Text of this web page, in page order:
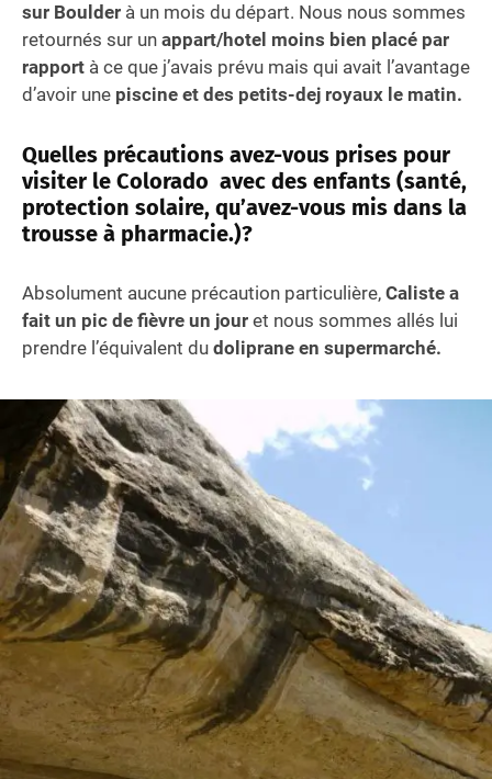
sur Boulder à un mois du départ. Nous nous sommes
retournés sur un appart/hotel moins bien placé par
rapport à ce que j’avais prévu mais qui avait l’avantage
d’avoir une piscine et des petits-dej royaux le matin.
Quelles précautions avez-vous prises pour
visiter le Colorado avec des enfants (santé,
protection solaire, qu’avez-vous mis dans la
trousse à pharmacie.)?
Absolument aucune précaution particulière, Caliste a
fait un pic de fièvre un jour et nous sommes allés lui
prendre l’équivalent du doliprane en supermarché.